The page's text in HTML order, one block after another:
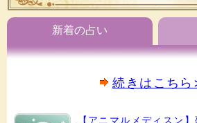
新着の占い
続きはこち
【アニマルメディスン